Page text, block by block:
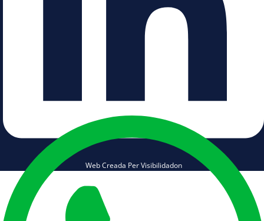
Web Creada Per Visibilidadon